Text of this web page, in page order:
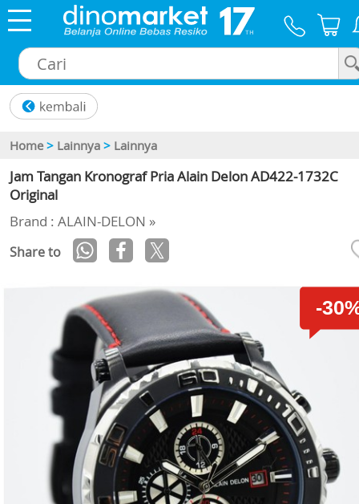
Home > Lainnya > Lainnya
Jam Tangan Kronograf Pria Alain Delon AD422-1732C
Original
Brand : ALAIN-DELON »
Share to
-